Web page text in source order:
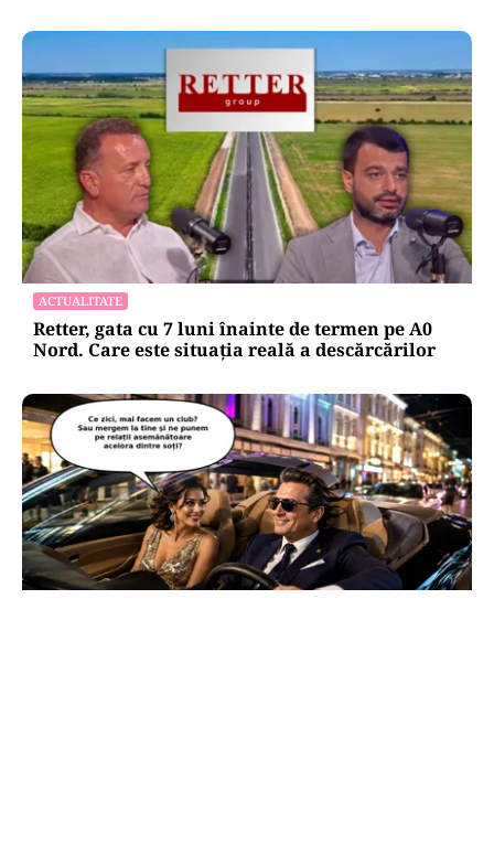
ACTUALITATE
Retter, gata cu 7 luni înainte de termen pe A0
Nord. Care este situația reală a descărcărilor